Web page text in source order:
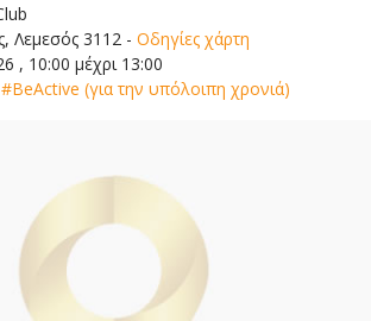
Λεμεσός 3112 - Οδηγίες χάρτη
, 10:00 μέχρι 13:00
(για την υπόλοιπη χρονιά)